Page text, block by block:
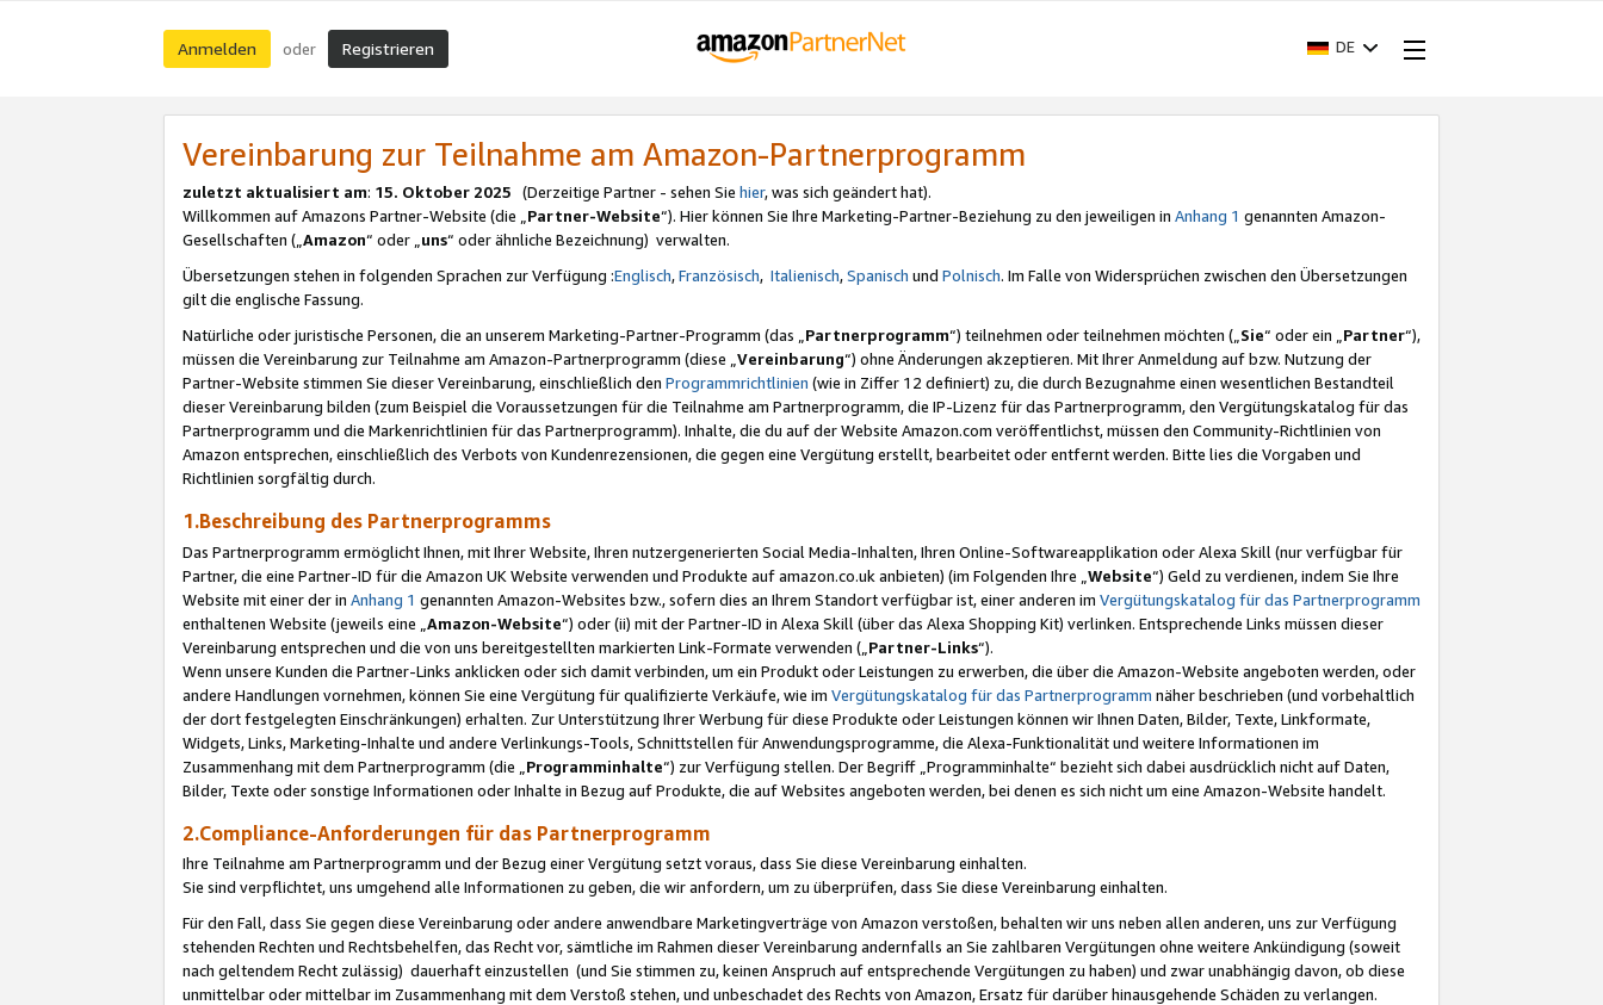
Anmelden oder Registrieren DE
Vereinbarung zur Teilnahme am Amazon-Partnerprogramm
zuletzt aktualisiert am: 15. Oktober 2025 (Derzeitige Partner - sehen Sie hier, was sich geändert hat).
Willkommen auf Amazons Partner-Website (die „Partner-Website“). Hier können Sie Ihre Marketing-Partner-Beziehung zu den jeweiligen in Anhang 1 genannten Amazon-
Gesellschaften („Amazon“ oder „uns“ oder ähnliche Bezeichnung) verwalten.
Übersetzungen stehen in folgenden Sprachen zur Verfügung :Englisch,Französisch, Italienisch,Spanisch und Polnisch. Im Falle von Widersprüchen zwischen den Übersetzungen
gilt die englische Fassung.
Natürliche oder juristische Personen, die an unserem Marketing-Partner-Programm (das „Partnerprogramm“) teilnehmen oder teilnehmen möchten („Sie“ oder ein „Partner“),
müssen die Vereinbarung zur Teilnahme am Amazon-Partnerprogramm (diese „Vereinbarung“) ohne Änderungen akzeptieren. Mit Ihrer Anmeldung auf bzw. Nutzung der
Partner-Website stimmen Sie dieser Vereinbarung, einschließlich den Programmrichtlinien (wie in Ziffer 12 definiert) zu, die durch Bezugnahme einen wesentlichen Bestandteil
dieser Vereinbarung bilden (zum Beispiel die Voraussetzungen für die Teilnahme am Partnerprogramm, die IP-Lizenz für das Partnerprogramm, den Vergütungskatalog für das
Partnerprogramm und die Markenrichtlinien für das Partnerprogramm). Inhalte, die du auf der Website Amazon.com veröffentlichst, müssen den Community-Richtlinien von
Amazon entsprechen, einschließlich des Verbots von Kundenrezensionen, die gegen eine Vergütung erstellt, bearbeitet oder entfernt werden. Bitte lies die Vorgaben und
Richtlinien sorgfältig durch.
1.Beschreibung des Partnerprogramms
Das Partnerprogramm ermöglicht Ihnen, mit Ihrer Website, Ihren nutzergenerierten Social Media-Inhalten, Ihren Online-Softwareapplikation oder Alexa Skill (nur verfügbar für
Partner, die eine Partner-ID für die Amazon UK Website verwenden und Produkte auf amazon.co.uk anbieten) (im Folgenden Ihre „ Website“) Geld zu verdienen, indem Sie Ihre
Website mit einer der in Anhang 1 genannten Amazon-Websites bzw., sofern dies an Ihrem Standort verfügbar ist, einer anderen im Vergütungskatalog für das Partnerprogramm
enthaltenen Website (jeweils eine „ Amazon-Website“) oder (ii) mit der Partner-ID in Alexa Skill (über das Alexa Shopping Kit) verlinken. Entsprechende Links müssen dieser
Vereinbarung entsprechen und die von uns bereitgestellten markierten Link-Formate verwenden („ Partner-Links“).
Wenn unsere Kunden die Partner-Links anklicken oder sich damit verbinden, um ein Produkt oder Leistungen zu erwerben, die über die Amazon-Website angeboten werden, oder
andere Handlungen vornehmen, können Sie eine Vergütung für qualifizierte Verkäufe, wie im Vergütungskatalog für das Partnerprogramm näher beschrieben (und vorbehaltlich
der dort festgelegten Einschränkungen) erhalten. Zur Unterstützung Ihrer Werbung für diese Produkte oder Leistungen können wir Ihnen Daten, Bilder, Texte, Linkformate,
Widgets, Links, Marketing-Inhalte und andere Verlinkungs-Tools, Schnittstellen für Anwendungsprogramme, die Alexa-Funktionalität und weitere Informationen im
Zusammenhang mit dem Partnerprogramm (die „ Programminhalte“) zur Verfügung stellen. Der Begriff „Programminhalte“ bezieht sich dabei ausdrücklich nicht auf Daten,
Bilder, Texte oder sonstige Informationen oder Inhalte in Bezug auf Produkte, die auf Websites angeboten werden, bei denen es sich nicht um eine Amazon-Website handelt.
2.Compliance-Anforderungen für das Partnerprogramm
Ihre Teilnahme am Partnerprogramm und der Bezug einer Vergütung setzt voraus, dass Sie diese Vereinbarung einhalten.
Sie sind verpflichtet, uns umgehend alle Informationen zu geben, die wir anfordern, um zu überprüfen, dass Sie diese Vereinbarung einhalten.
Für den Fall, dass Sie gegen diese Vereinbarung oder andere anwendbare Marketingverträge von Amazon verstoßen, behalten wir uns neben allen anderen, uns zur Verfügung
stehenden Rechten und Rechtsbehelfen, das Recht vor, sämtliche im Rahmen dieser Vereinbarung andernfalls an Sie zahlbaren Vergütungen ohne weitere Ankündigung (soweit
nach geltendem Recht zulässig) dauerhaft einzustellen (und Sie stimmen zu, keinen Anspruch auf entsprechende Vergütungen zu haben) und zwar unabhängig davon, ob diese
unmittelbar oder mittelbar im Zusammenhang mit dem Verstoß stehen, und unbeschadet des Rechts von Amazon, Ersatz für darüber hinausgehende Schäden zu verlangen.